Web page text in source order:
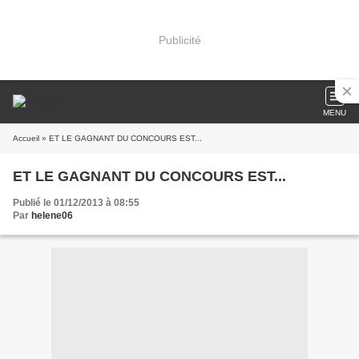
Publicité
MENU
Accueil » ET LE GAGNANT DU CONCOURS EST...
ET LE GAGNANT DU CONCOURS EST...
Publié le 01/12/2013 à 08:55
Par helene06